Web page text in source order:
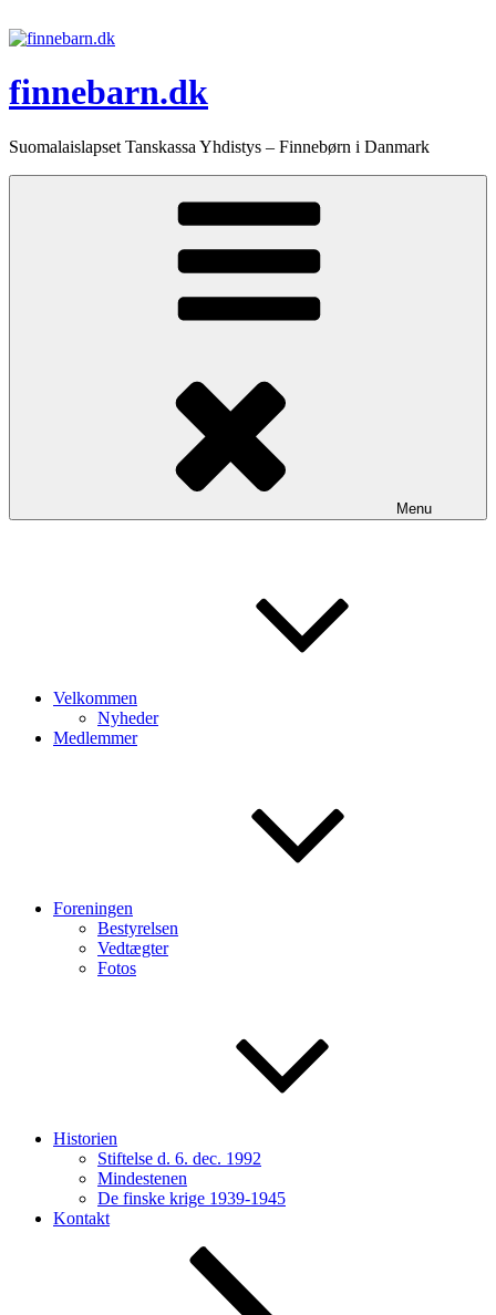
til
finnebarn.dk
Suomalaislapset Tanskassa Yhdistys – Finnebørn i Danmark
Menu
Velkommen
Nyheder
Medlemmer
Foreningen
Bestyrelsen
Vedtægter
Fotos
Historien
Stiftelse d. 6. dec. 1992
Mindestenen
De finske krige 1939-1945
Kontakt